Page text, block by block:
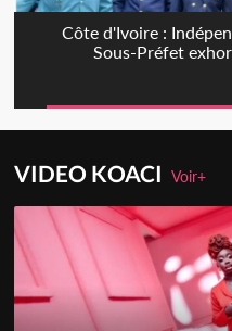
Côte d'Ivoire :
Sous-Préfet
VIDEO KOACIVoir+